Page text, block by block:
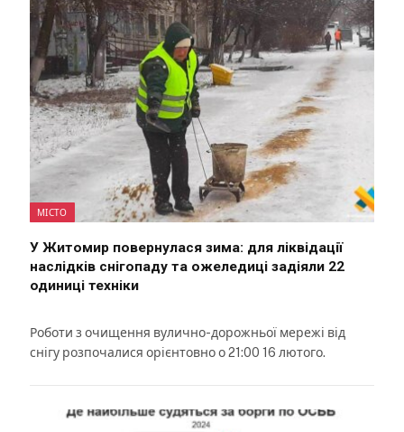
МІСТО
У Житомир повернулася зима: для ліквідації
наслідків снігопаду та ожеледиці задіяли 22
одиниці техніки
Роботи з очищення вулично-дорожньої мережі від
снігу розпочалися орієнтовно о 21:00 16 лютого.